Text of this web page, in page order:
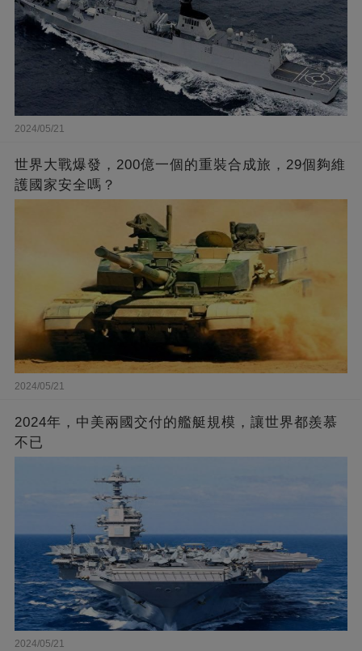
2024/05/21
世界大戰爆發，200億一個的重裝合成旅，29個夠維
護國家安全嗎？
2024/05/21
2024年，中美兩國交付的艦艇規模，讓世界都羨慕
不已
2024/05/21